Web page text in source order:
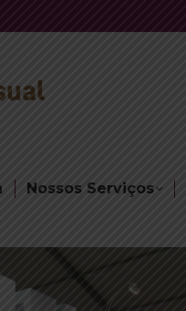
Nossos Serviços